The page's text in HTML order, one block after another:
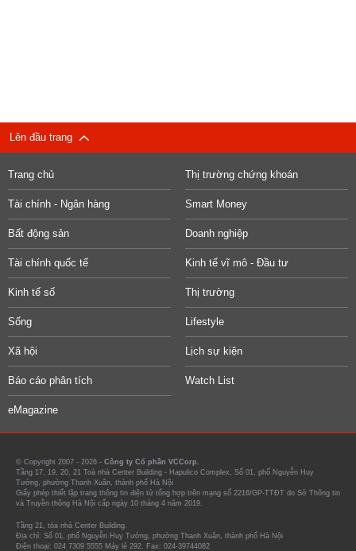
Lên đầu trang
Trang chủ Thị trường chứng khoán
Tài chính - Ngân hàng Smart Money
Bất động sản Doanh nghiệp
Tài chính quốc tế Kinh tế vĩ mô - Đầu tư
Kinh tế số Thị trường
Sống Lifestyle
Xã hội Lịch sự kiện
Báo cáo phân tích Watch List
eMagazine
© Copyright 2007 - 2026 - Công ty Cổ phần VCCorp.
Tầng 17, 19, 20, 21 Toà nhà Center Building - Hapulico Complex, Số 01, phố Nguyễn Huy
Tưởng, phường Thanh Xuân, thành phố Hà Nội
Giấy phép thiết lập trang thông tin điện tử tổng hợp trên mạng số 2216/GP-TTĐT do Sở Thông tin
và Truyền thông Hà Nội cấp ngày 10 tháng 4 năm 2019.
Tầng 21, tòa nhà Center Building.
Địa chỉ: Số 01, phố Nguyễn Huy Tưởng, phường Thanh Xuân, thành phố Hà Nội
Điện thoại: 024 7309 5555 Máy lẻ 292. Fax: 024-39744082